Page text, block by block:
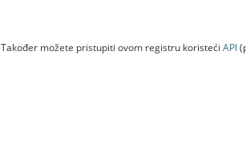
Također možete pristupiti ovom registru koristeći API